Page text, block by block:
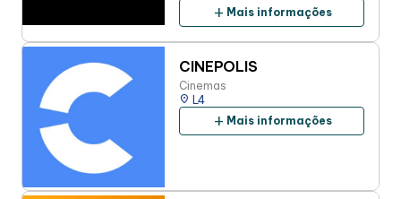
add Mais informações
CINEPOLIS
Cinemas
place L4
add Mais informações